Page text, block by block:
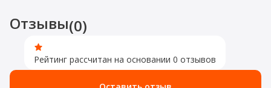
Отзывы(0)
Рейтинг рассчитан на основании 0 отзывов